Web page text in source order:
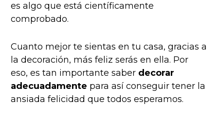
es algo que está científicamente
comprobado.
Cuanto mejor te sientas en tu casa, gracias a
la decoración, más feliz serás en ella. Por
eso, es tan importante saber decorar
adecuadamente para así conseguir tener la
ansiada felicidad que todos esperamos.